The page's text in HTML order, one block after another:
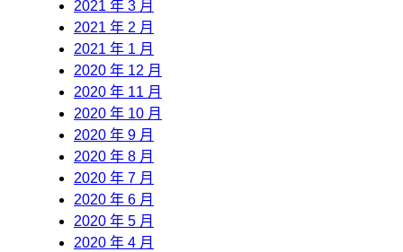
2021 年 3 月
2021 年 2 月
2021 年 1 月
2020 年 12 月
2020 年 11 月
2020 年 10 月
2020 年 9 月
2020 年 8 月
2020 年 7 月
2020 年 6 月
2020 年 5 月
2020 年 4 月